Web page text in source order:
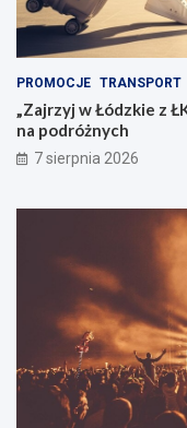
PROMOCJE TRANSPORT
„Zajrzyj w Łódzkie z
na podróżnych
7 sierpnia 2026